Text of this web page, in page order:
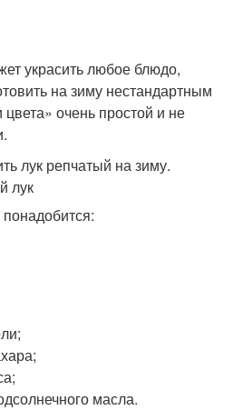
украсить любое блюдо,
на зиму нестандартным
очень простой и не
масла.